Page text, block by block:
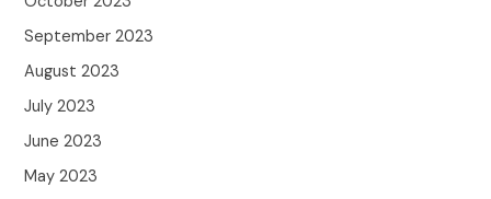
September 2023
August 2023
July 2023
June 2023
May 2023